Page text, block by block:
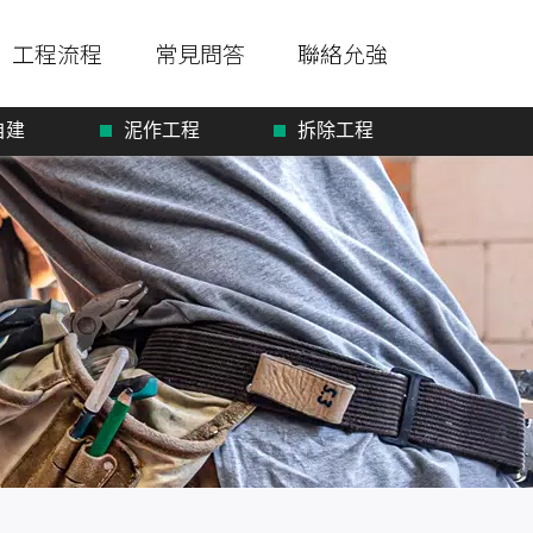
工程流程 常見問答 聯絡允強
建 泥作工程 拆除工程